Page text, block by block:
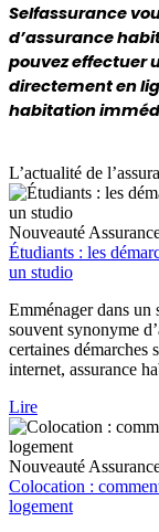
Selfassurance
d’assurance
pouvez effectuer
directement en
habitation
L’actualité de
Nouveauté
Étudiants : les
un studio
Emménager dans un
souvent synonyme
certaines démarches
internet, assurance
Lire
Nouveauté
Colocation :
logement